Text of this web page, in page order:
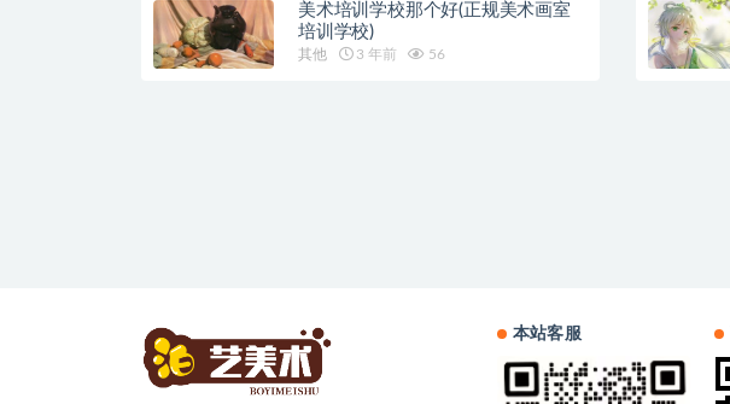
美术培训学校那个好(正规美术画室
培训学校)
其他 3 年前 56
本站客服